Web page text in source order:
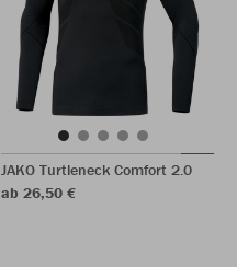
JAKO Turtleneck Comfort 2.0
ab 26,50 €